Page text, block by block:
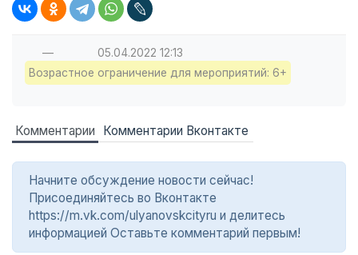
— 05.04.2022 12:13
Возрастное ограничение для мероприятий: 6+
Комментарии Комментарии Вконтакте
Начните обсуждение новости сейчас!
Присоединяйтесь во Вконтакте
https://m.vk.com/ulyanovskcityru и делитесь
информацией Оставьте комментарий первым!